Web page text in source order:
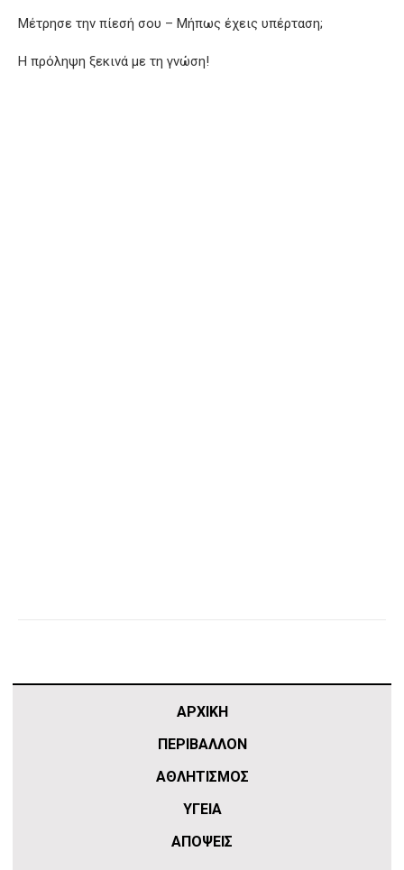
Μέτρησε την πίεσή σου – Μήπως έχεις υπέρταση;
Η πρόληψη ξεκινά με τη γνώση!
ΑΡΧΙΚΗ
ΠΕΡΙΒΑΛΛΟΝ
ΑΘΛΗΤΙΣΜΌΣ
ΥΓΕΙΑ
ΑΠΟΨΕΙΣ